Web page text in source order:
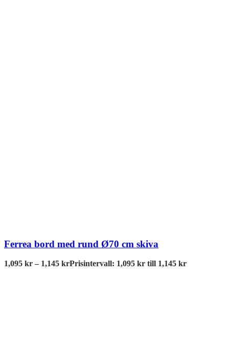
Ferrea bord med rund Ø70 cm skiva
1,095 kr – 1,145 krPrisintervall: 1,095 kr till 1,145 kr